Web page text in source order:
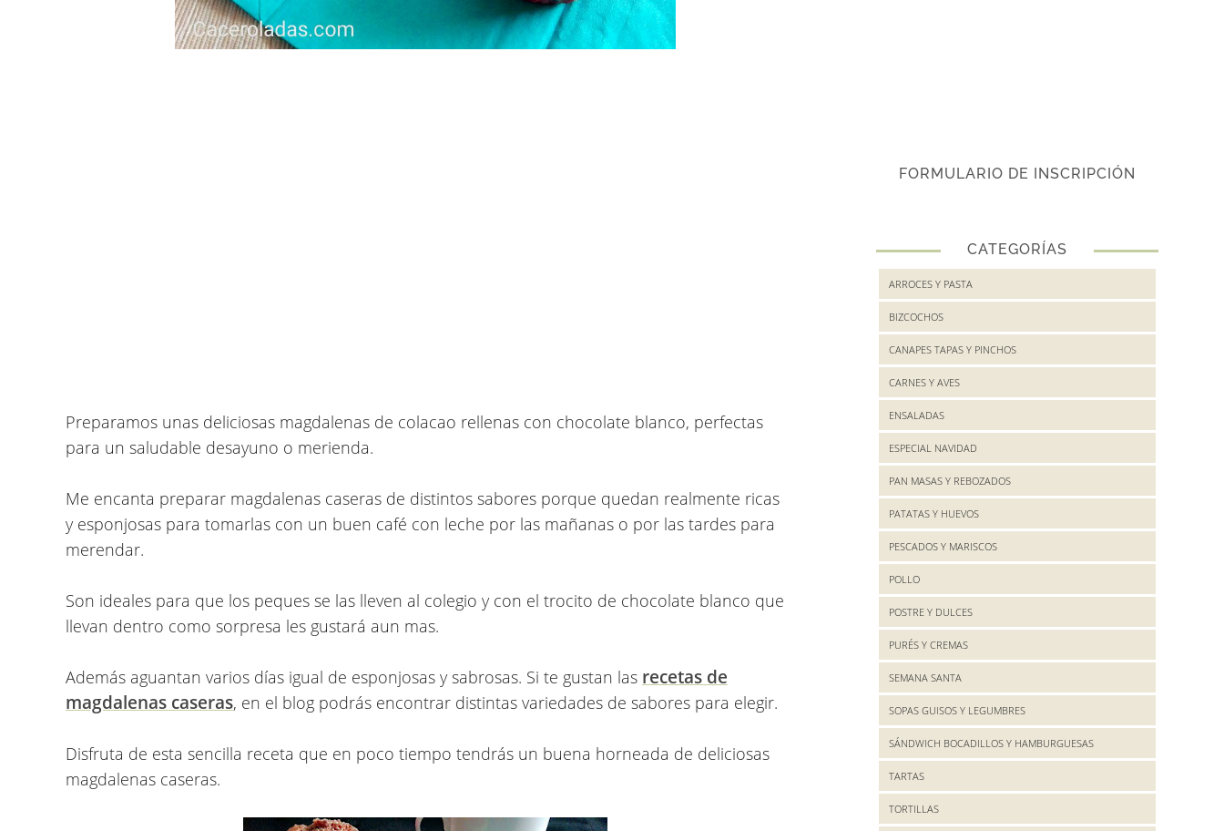
Preparamos unas deliciosas magdalenas de colacao rellenas con chocolate blanco, perfectas
para un saludable desayuno o merienda.
Me encanta preparar magdalenas caseras de distintos sabores porque quedan realmente ricas
y esponjosas para tomarlas con un buen café con leche por las mañanas o por las tardes para
merendar.
Son ideales para que los peques se las lleven al colegio y con el trocito de chocolate blanco que
llevan dentro como sorpresa les gustará aun mas.
Además aguantan varios días igual de esponjosas y sabrosas. Si te gustan las recetas de
magdalenas caseras, en el blog podrás encontrar distintas variedades de sabores para elegir.
Disfruta de esta sencilla receta que en poco tiempo tendrás un buena horneada de deliciosas
magdalenas caseras.
FORMULARIO DE INSCRIPCIÓN
CATEGORÍAS
ARROCES Y PASTA
BIZCOCHOS
CANAPES TAPAS Y PINCHOS
CARNES Y AVES
ENSALADAS
ESPECIAL NAVIDAD
PAN MASAS Y REBOZADOS
PATATAS Y HUEVOS
PESCADOS Y MARISCOS
POLLO
POSTRE Y DULCES
PURÉS Y CREMAS
SEMANA SANTA
SOPAS GUISOS Y LEGUMBRES
SÁNDWICH BOCADILLOS Y HAMBURGUESAS
TARTAS
TORTILLAS